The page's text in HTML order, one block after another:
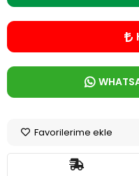
Favorilerime ekle